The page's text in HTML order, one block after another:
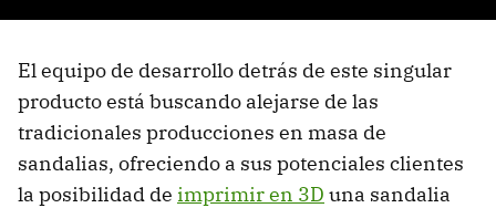
El equipo de desarrollo detrás de este singular
producto está buscando alejarse de las
tradicionales producciones en masa de
sandalias, ofreciendo a sus potenciales clientes
la posibilidad de imprimir en 3D una sandalia